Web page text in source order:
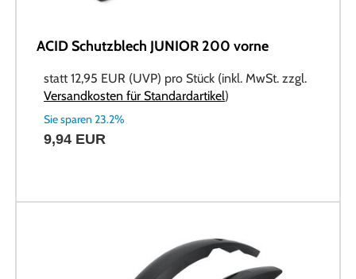
ACID Schutzblech JUNIOR 200 vorne
statt12,95 EUR (UVP) pro Stück (inkl. MwSt. zzgl.
Versandkosten für Standardartikel)
Sie sparen 23.2%
9,94 EUR